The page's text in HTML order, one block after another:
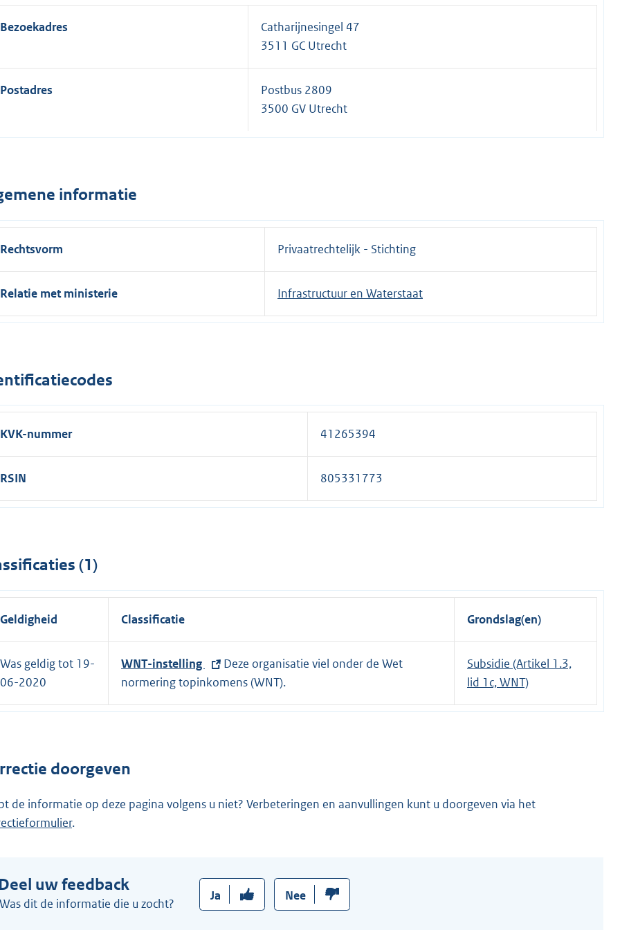
Bezoekadres
Catharijnesingel 47
3511 GC Utrecht
Postadres
Postbus 2809
3500 GV Utrecht
informatie
Rechtsvorm Privaatrechtelijk - Stichting
Relatie met ministerie Infrastructuur en Waterstaat
KVK-nummer 41265394
RSIN 805331773
(1)
Geldigheid Classificatie Grondslag(en)
Was geldig tot 19-
06-2020
E
x
t
e
i
WNT-instelling
Deze organisatie viel onder de Wet
normering topinkomens (WNT).
Subsidie (Artikel 1.3,
lid 1c, WNT)
doorgeven
de informatie op deze pagina volgens u niet? Verbeteringen en aanvullingen kunt u doorgeven via het
.
Deel uw feedback
Was dit de informatie die u zocht?
Ja Nee